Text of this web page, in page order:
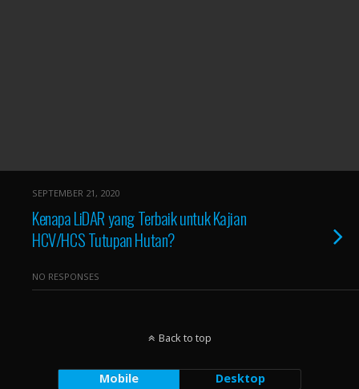
SEPTEMBER 21, 2020
Kenapa LiDAR yang Terbaik untuk Kajian
HCV/HCS Tutupan Hutan?
NO RESPONSES
Back to top
Mobile Desktop